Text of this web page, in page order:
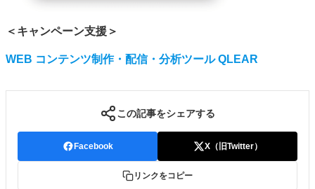
＜キャンペーン支援＞
WEB コンテンツ制作・配信・分析ツール QLEAR
この記事をシェアする
Facebook X（旧Twitter）
リンクをコピー